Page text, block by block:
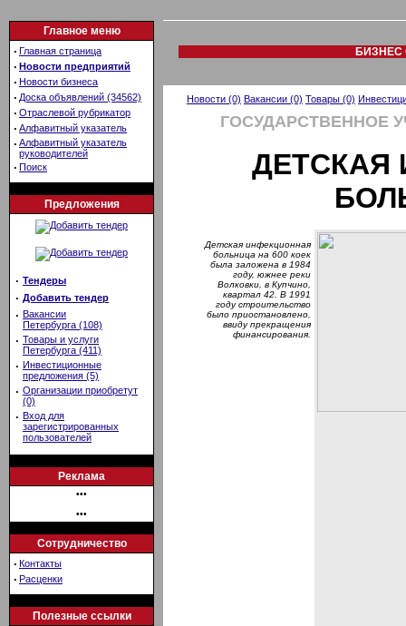
Главное меню
· Главная страница
· Новости предприятий
· Новости бизнеса
· Доска объявлений (34562)
· Отраслевой рубрикатор
· Алфавитный указатель
· Алфавитный указатель
руководителей
· Поиск
Предложения
· Тендеры
· Добавить тендер
· Вакансии
Петербурга (108)
· Товары и услуги
Петербурга (411)
· Инвестиционные
предложения (5)
· Организации приобретут
(0)
· Вход для
зарегистрированных
пользователей
Реклама
•••
•••
Сотрудничество
· Контакты
· Расценки
Полезные ссылки
БИЗНЕС
Новости (0) Вакансии (0) Товары (0)
ГОСУДАРСТВЕННОЕ
ДЕТСКАЯ
Детская инфекционная
больница на 600 коек
была заложена в 1984
году, южнее реки
Волковки, в Купчино,
квартал 42. В 1991
году строительство
было приостановлено,
ввиду прекращения
финансирования.